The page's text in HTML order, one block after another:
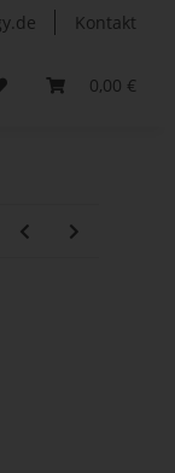
Kontakt
0,00 €